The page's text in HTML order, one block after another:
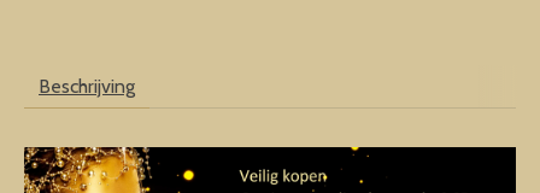
Beschrijving